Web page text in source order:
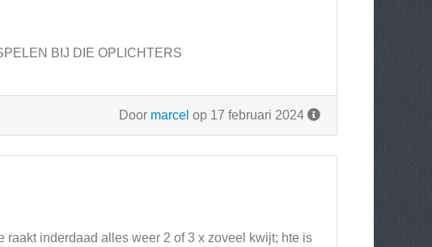
BIJ DIE OPLICHTERS
Door marcel op 17 februari 2024
inderdaad alles weer 2 of 3 x zoveel kwijt; hte is